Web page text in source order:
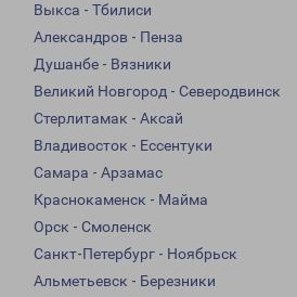
Выкса - Тбилиси
Александров - Пенза
Душанбе - Вязники
Великий Новгород - Северодвинск
Стерлитамак - Аксай
Владивосток - Ессентуки
Самара - Арзамас
Краснокаменск - Майма
Орск - Смоленск
Санкт-Петербург - Ноябрьск
Альметьевск - Березники